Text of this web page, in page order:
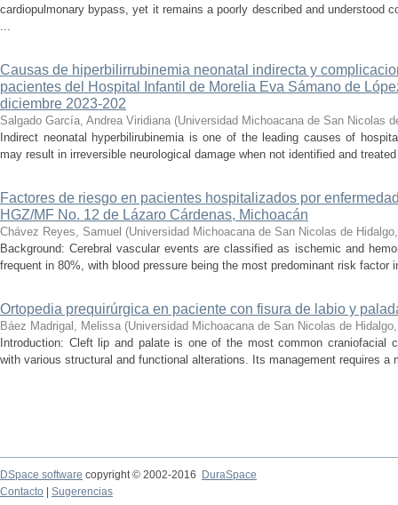
cardiopulmonary bypass, yet it remains a poorly described and understood
...
Causas de hiperbilirrubinemia neonatal indirecta y
pacientes del Hospital Infantil de Morelia Eva Sámano de
diciembre 2023-202
Salgado García, Andrea Viridiana (Universidad Michoacana de San Nicolas
Indirect neonatal hyperbilirubinemia is one of the leading causes of
may result in irreversible neurological damage when not identified and
Factores de riesgo en pacientes hospitalizados por
HGZ/MF No. 12 de Lázaro Cárdenas, Michoacán
Chávez Reyes, Samuel (Universidad Michoacana de San Nicolas de Hidalgo
Background: Cerebral vascular events are classified as ischemic and
frequent in 80%, with blood pressure being the most predominant risk factor
Ortopedia prequirúrgica en paciente con fisura de labio y
Báez Madrigal, Melissa (Universidad Michoacana de San Nicolas de Hidalgo
Introduction: Cleft lip and palate is one of the most common craniofacial
with various structural and functional alterations. Its management requires a
DSpace software copyright © 2002-2016
DuraSpace
Contacto
Sugerencias